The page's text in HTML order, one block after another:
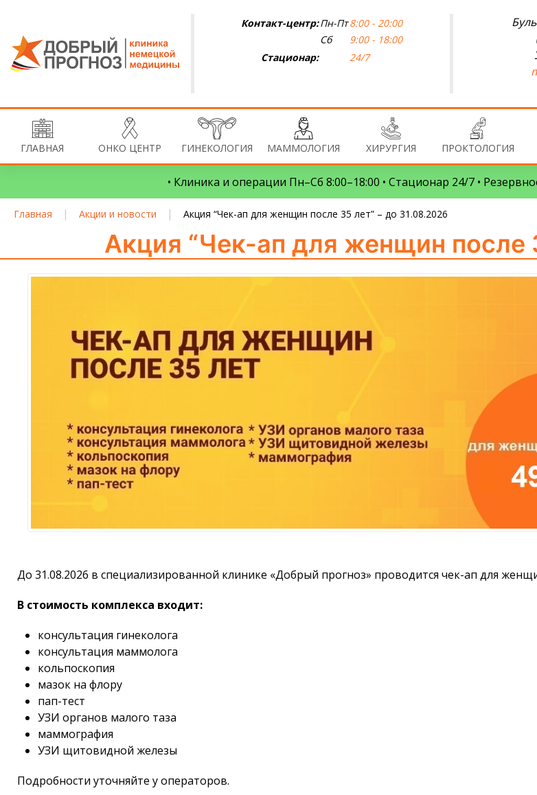
Контакт-центр:Пн-Пт
Сб
8:00 - 20:00
9:00 - 18:00
Стационар:
24/7
ГЛАВНАЯ ОНКО ЦЕНТР ГИНЕКОЛОГИЯ МАММОЛОГИЯ ХИРУРГИЯ ПРОКТОЛОГИЯ
• Клиника и операции Пн–Сб 8:00–18:00 • Стационар 24/7 •
Главная | Акции и новости | Акция “Чек-ап для женщин после 35 лет” – до 31.08.2026
Акция “Чек-ап для женщин после
До 31.08.2026 в специализированной клинике «Добрый прогноз» проводится чек-ап для
В стоимость комплекса входит:
консультация гинеколога
консультация маммолога
кольпоскопия
мазок на флору
пап-тест
УЗИ органов малого таза
маммография
УЗИ щитовидной железы
Подробности уточняйте у операторов.